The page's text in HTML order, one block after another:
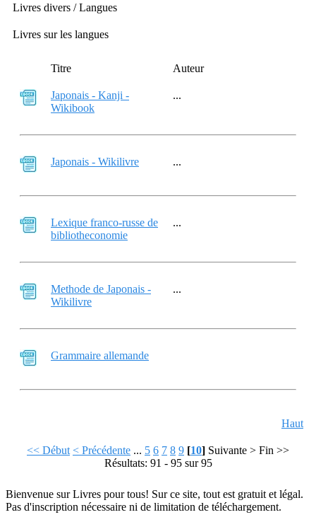
Livres divers / Langues
Livres sur les langues
Titre Auteur
Japonais - Kanji -
Wikibook
...
Japonais - Wikilivre ...
Lexique franco-russe de
bibliotheconomie
...
Methode de Japonais -
Wikilivre
...
Grammaire allemande
Haut
<< Début < Précédente ... 5 6 7 8 9 [10] Suivante > Fin >>
Résultats: 91 - 95 sur 95
Bienvenue sur Livres pour tous! Sur ce site, tout est gratuit et légal.
Pas d'inscription nécessaire ni de limitation de téléchargement.